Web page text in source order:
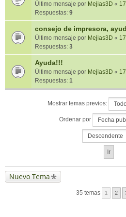
Último mensaje por Mejias3D «
Respuestas: 9
consejo de impresora,
Último mensaje por Mejias3D «
Respuestas: 3
Ayuda!!!
Último mensaje por Mejias3D «
Respuestas: 1
Mostrar temas previos:
Ordenar por
Nuevo Tema
35 temas 1 2